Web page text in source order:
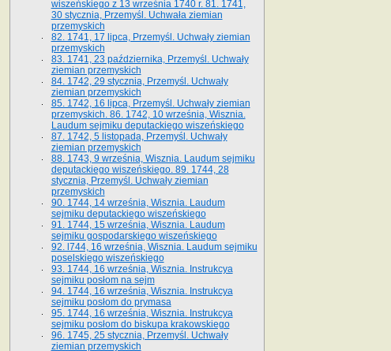
wiszeńskiego z 13 wrze­śnia 1740 r. 81. 1741,
30 stycznia, Przemyśl. Uchwała ziemian
przemyskich
82. 1741, 17 lipca, Przemyśl. Uchwały ziemian
przemyskich
83. 1741, 23 października, Przemyśl. Uchwały
ziemian przemyskich
84. 1742, 29 stycznia, Przemyśl. Uchwały
ziemian przemyskich
85. 1742, 16 lipca, Przemyśl. Uchwały ziemian
przemyskich. 86. 1742, 10 września, Wisznia.
Laudum sejmiku deputackiego wiszeńskiego
87. 1742, 5 listopada, Przemyśl. Uchwały
ziemian przemyskich
88. 1743, 9 września, Wisznia. Laudum sejmiku
deputackiego wiszeńskiego. 89. 1744, 28
stycznia, Przemyśl. Uchwały ziemian
przemyskich
90. 1744, 14 września, Wisznia. Laudum
sejmiku deputackiego wiszeńskiego
91. 1744, 15 września, Wisznia. Laudum
sejmiku gospodarskiego wiszeńskiego
92. l744, 16 września, Wisznia. Laudum sejmiku
poselskiego wiszeńskiego
93. 1744, 16 września, Wisznia. Instrukcya
sejmiku posłom na sejm
94. 1744, 16 września, Wisznia. Instrukcya
sejmiku posłom do prymasa
95. 1744, 16 września, Wisznia. Instrukcya
sejmiku posłom do biskupa krakowskiego
96. 1745, 25 stycznia, Przemyśl. Uchwały
ziemian przemyskich